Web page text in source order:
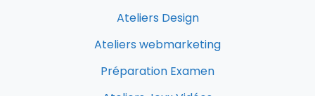
Ateliers Design
Ateliers webmarketing
Préparation Examen